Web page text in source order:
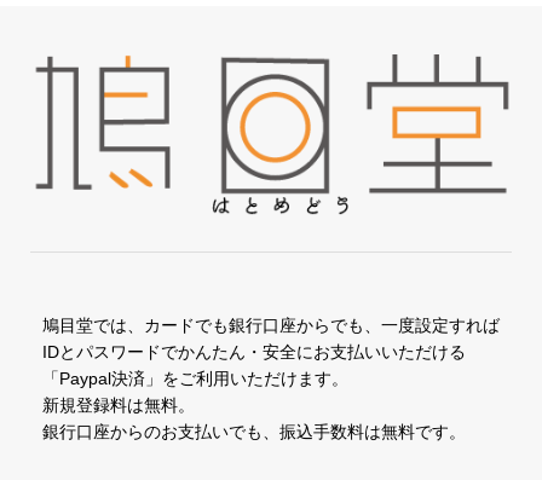
鳩目堂では、カードでも銀行口座からでも、一度設定すれば
IDとパスワードでかんたん・安全にお支払いいただける
「Paypal決済」をご利用いただけます。
新規登録料は無料。
銀行口座からのお支払いでも、振込手数料は無料です。